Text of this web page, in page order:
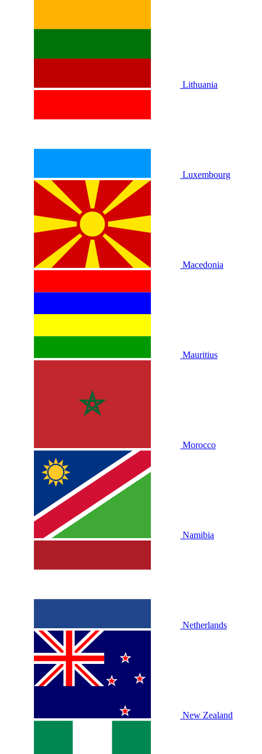
Lithuania
Luxembourg
Macedonia
Mauritius
Morocco
Namibia
Netherlands
New Zealand